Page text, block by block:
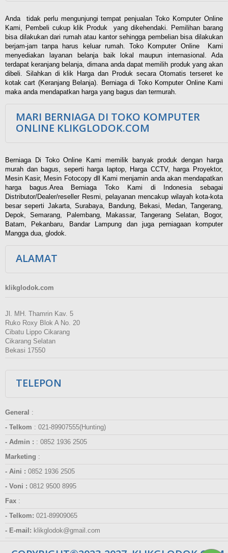
Anda tidak perlu mengunjungi tempat penjualan Toko Komputer Online
Kami, Pembeli cukup klik Produk yang dikehendaki. Pemilihan barang
bisa dilakukan dari rumah atau kantor sehingga pembelian bisa dilakukan
berjam-jam tanpa harus keluar rumah. Toko Komputer Online Kami
menyediakan layanan belanja baik lokal maupun internasional. Ada
terdapat keranjang belanja, dimana anda dapat memilih produk yang akan
dibeli. Silahkan di klik Harga dan Produk secara Otomatis terseret ke
kotak cart (Keranjang Belanja). Berniaga di Toko Komputer Online Kami
maka anda mendapatkan harga yang bagus dan termurah.
MARI BERNIAGA DI TOKO KOMPUTER
ONLINE KLIKGLODOK.COM
Berniaga Di Toko Online Kami memilik banyak produk dengan harga
murah dan bagus, seperti harga laptop, Harga CCTV, harga Proyektor,
Mesin Kasir, Mesin Fotocopy dll Kami menjamin anda akan mendapatkan
harga bagus.Area Berniaga Toko Kami di Indonesia sebagai
Distributor/Dealer/reseller Resmi, pelayanan mencakup wilayah kota-kota
besar seperti Jakarta, Surabaya, Bandung, Bekasi, Medan, Tangerang,
Depok, Semarang, Palembang, Makassar, Tangerang Selatan, Bogor,
Batam, Pekanbaru, Bandar Lampung dan juga perniagaan komputer
Mangga dua, glodok.
ALAMAT
klikglodok.com
Jl. MH. Thamrin Kav. 5
Ruko Roxy Blok A No. 20
Cibatu Lippo Cikarang
Cikarang Selatan
Bekasi 17550
TELEPON
General :
- Telkom : 021-89907555(Hunting)
- Admin : : 0852 1936 2505
Marketing :
- Aini : 0852 1936 2505
- Voni : 0812 9500 8995
Fax :
- Telkom: 021-89909065
- E-mail: klikglodok@gmail.com